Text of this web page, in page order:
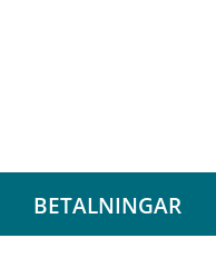
BETALNINGAR